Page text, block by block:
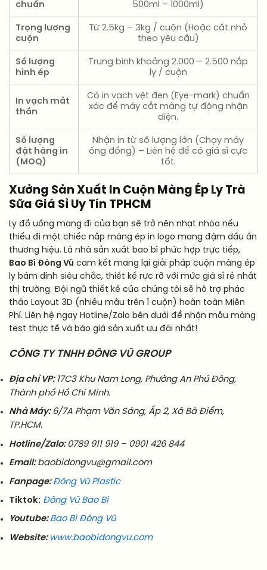
chuẩn 500ml – 1000ml)
Trọng lượng
cuộn
Từ 2.5kg – 3kg / cuộn (Hoặc cắt nhỏ
theo yêu cầu)
Số lượng
hình ép
Trung bình khoảng 2.000 – 2.500 nắp
ly / cuộn
In vạch mắt
thần
Có in vạch vệt đen (Eye-mark) chuẩn
xác để máy cắt màng tự động nhận
diện.
Số lượng
đặt hàng in
(MOQ)
Nhận in từ số lượng lớn (Chạy máy
ống đồng) – Liên hệ để có giá sỉ cực
tốt.
Xưởng Sản Xuất In Cuộn Màng Ép Ly Trà
Sữa Giá Sỉ Uy Tín TPHCM
Ly đồ uống mang đi của bạn sẽ trở nên nhạt nhòa nếu
thiếu đi một chiếc nắp màng ép in logo mang đậm dấu ấn
thương hiệu. Là nhà sản xuất bao bì phức hợp trực tiếp,
Bao Bì Đông Vũ cam kết mang lại giải pháp cuộn màng ép
ly bám dính siêu chắc, thiết kế rực rỡ với mức giá sỉ rẻ nhất
thị trường. Đội ngũ thiết kế của chúng tôi sẽ hỗ trợ phác
thảo Layout 3D (nhiều mẫu trên 1 cuộn) hoàn toàn Miễn
Phí. Liên hệ ngay Hotline/Zalo bên dưới để nhận mẫu màng
test thực tế và báo giá sản xuất ưu đãi nhất!
CÔNG TY TNHH ĐÔNG VŨ GROUP
Địa chỉ VP: 17C3 Khu Nam Long, Phường An Phú Đông,
Thành phố Hồ Chí Minh.
Nhà Máy: 6/7A Phạm Văn Sáng, Ấp 2, Xã Bà Điểm,
TP.HCM.
Hotline/Zalo: 0789 911 919 – 0901 426 844
Email:baobidongvu@gmail.com
Fanpage:Đông Vũ Plastic
Tiktok: Đông Vũ Bao Bì
Youtube:Bao Bì Đông Vũ
Website: www.baobidongvu.com